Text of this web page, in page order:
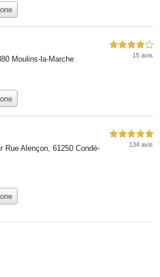
Moulins-la-Marche
4,0 étoiles sur 5
15 avis
Rue Alençon, 61250 Condé-
5,0 étoiles sur 5
134 avis